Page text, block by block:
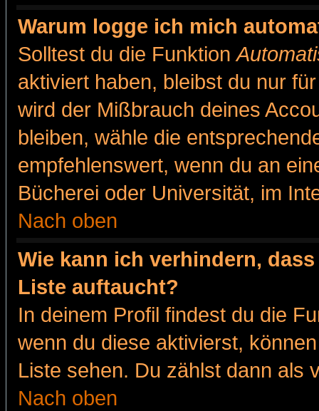
Warum logge ich mich
Solltest du die Funktion
aktiviert haben, bleibst du nur
wird der Mißbrauch deines
bleiben, wähle die
empfehlenswert, wenn du an
Bücherei oder Universität, im
Nach oben
Wie kann ich verhindern,
Liste auftaucht?
In deinem Profil findest du die
wenn du diese aktivierst,
Liste sehen. Du zählst dann als
Nach oben